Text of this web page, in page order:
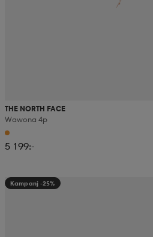
THE NORTH FACE
Wawona 4p
5 199:-
Kampanj -25%